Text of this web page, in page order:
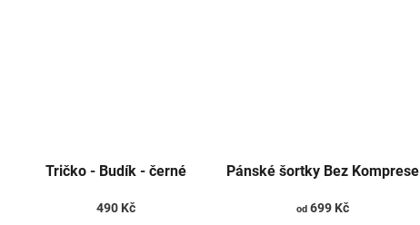
Tričko - Budík - černé
490 Kč
Pánské šortky Bez Komprese
od699 Kč